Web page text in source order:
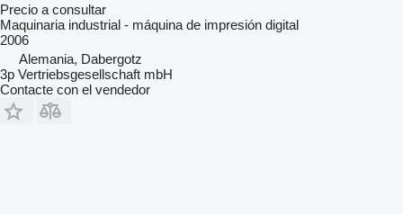
Precio a consultar
Maquinaria industrial - máquina de impresión digital
2006
Alemania, Dabergotz
3p Vertriebsgesellschaft mbH
Contacte con el vendedor